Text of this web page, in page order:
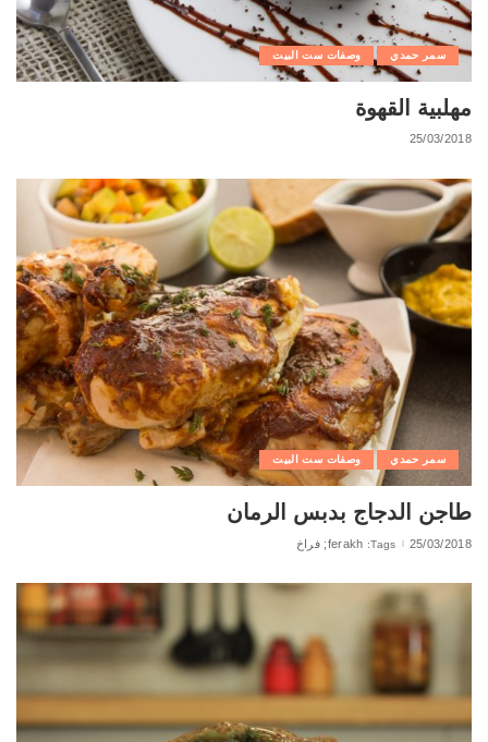
سمر حمدي وصفات ست البيت
مهلبية القهوة
25/03/2018
سمر حمدي وصفات ست البيت
طاجن الدجاج بدبس الرمان
25/03/2018
Tags: ferakh; فراخ